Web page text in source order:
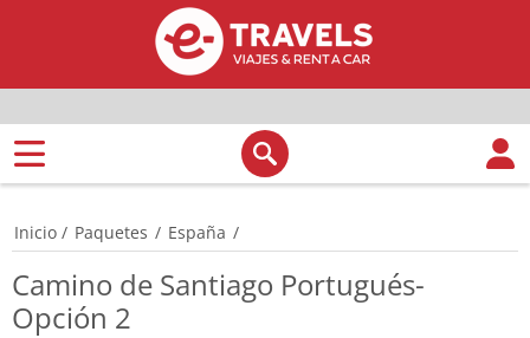
Inicio / Paquetes / España /
Camino de Santiago Portugués-
Opción 2